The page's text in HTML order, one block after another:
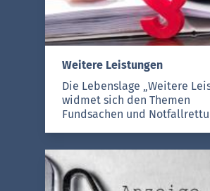
selbstverständlich brauchen
nicht alle Kriterien (etwa:
Gericht, Ort, Datum,
Aktenzeichen) bekannt zu sein,
um die gewünschte Entscheidung
zu finden.
Weitere Leistungen
Die Lebenslage „Weitere
widmet sich den Themen
Fundsachen und